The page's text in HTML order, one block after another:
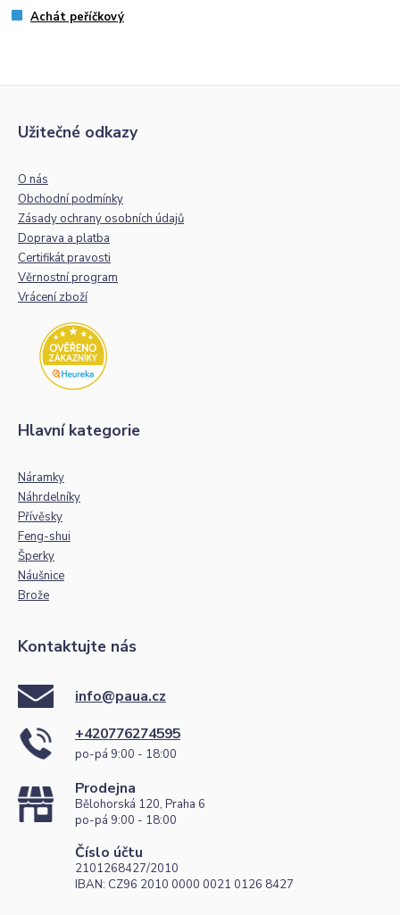
Achát peříčkový
Užitečné odkazy
O nás
Obchodní podmínky
Zásady ochrany osobních údajů
Doprava a platba
Certifikát pravosti
Věrnostní program
Vrácení zboží
Hlavní kategorie
Náramky
Náhrdelníky
Přívěsky
Feng-shui
Šperky
Náušnice
Brože
Kontaktujte nás
info@paua.cz
+420776274595
po-pá 9:00 - 18:00
Prodejna
Bělohorská 120, Praha 6
po-pá 9:00 - 18:00
Číslo účtu
2101268427/2010
IBAN: CZ96 2010 0000 0021 0126 8427